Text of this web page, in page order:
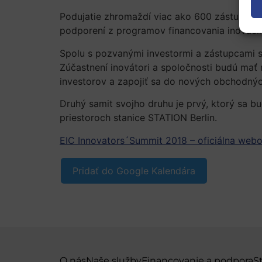
Podujatie zhromaždí viac ako 600
podporení z programov financovania
Spolu s pozvanými investormi a
Zúčastnení inovátori a spoločnosti budú
investorov a zapojiť sa do nových
Druhý samit svojho druhu je prvý, ktorý sa
priestoroch stanice STATION Berlin.
EIC Innovators´Summit 2018 – oficiálna
Pridať do Google Kalendára